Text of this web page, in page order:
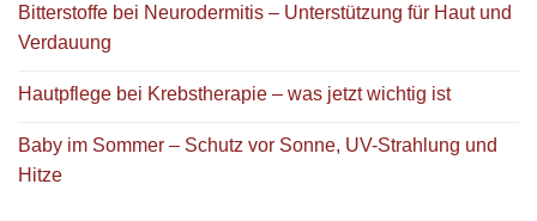
Bitterstoffe bei Neurodermitis – Unterstützung für Haut und
Verdauung
Hautpflege bei Krebstherapie – was jetzt wichtig ist
Baby im Sommer – Schutz vor Sonne, UV-Strahlung und
Hitze